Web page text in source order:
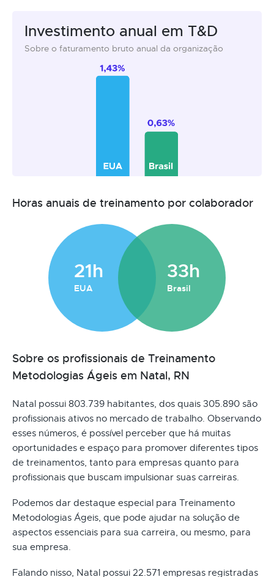
Investimento anual em T&D
Sobre o faturamento bruto anual da organização
Horas anuais de treinamento por colaborador
21h
EUA
33h
Brasil
Sobre os profissionais de Treinamento
Metodologias Ágeis em Natal, RN
Natal possui 803.739 habitantes, dos quais 305.890 são
profissionais ativos no mercado de trabalho. Observando
esses números, é possível perceber que há muitas
oportunidades e espaço para promover diferentes tipos
de treinamentos, tanto para empresas quanto para
profissionais que buscam impulsionar suas carreiras.
Podemos dar destaque especial para Treinamento
Metodologias Ágeis, que pode ajudar na solução de
aspectos essenciais para sua carreira, ou mesmo, para
sua empresa.
Falando nisso, Natal possui 22.571 empresas registradas